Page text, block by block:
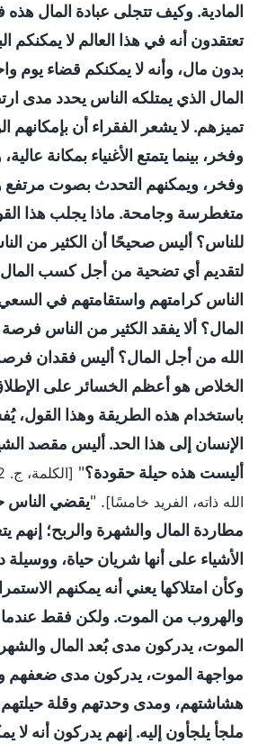
المادية. وكيف تتجلى عبادة المال هذه
تعتقدون أنه في هذا العالم لا يمكنكم
بدون مال، وأنه لا يمكنكم قضاء يوم
المال الذي يمتلكه الناس يحدد مدى
تميزهم. لا يشعر الفقراء أن
وفخر، بينما يتمتع الأغنياء بمكانة
وفخر، ويمكنهم التحدث بصوت مرتفع
متغطرسة وجامحة. ماذا يجلب هذا
للناس؟ أليس صحيحًا أن الكثير من
لتقديم أي تضحية من أجل كسب المال؟
الناس كرامتهم واستقامتهم في
المال؟ ألا يفقد الكثير من الناس فرصة
الله من أجل المال؟ أليس فقدان
الخلاص هو أعظم الخسائر على
باستخدام هذه الطريقة وهذا القول،
الإنسان إلى هذا الحد. أليس مقصد
أليست هذه حيلة حقودة؟"
الله ذاته، الفريد خامسًا]. "يقضي الناس
مطاردة المال والشهرة والربح؛ إنهم
الأشياء على أنها شريان حياة، ووسيلة
وكأن امتلاكها يعني أنه يمكنهم
والهروب من الموت. ولكن فقط
الموت، يدركون مدى بُعد المال
مواجهة الموت، يدركون مدى
هشاشتهم، ومدى وحدتهم وقلة
ملجأ يلجأون إليه. إنهم يدركون أنه لا